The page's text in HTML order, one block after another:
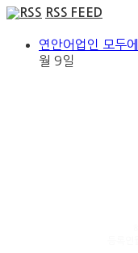
RSS FEED
연안어업인 모두
월 9일